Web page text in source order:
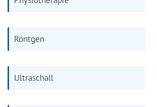
Röntgen
Ultraschall